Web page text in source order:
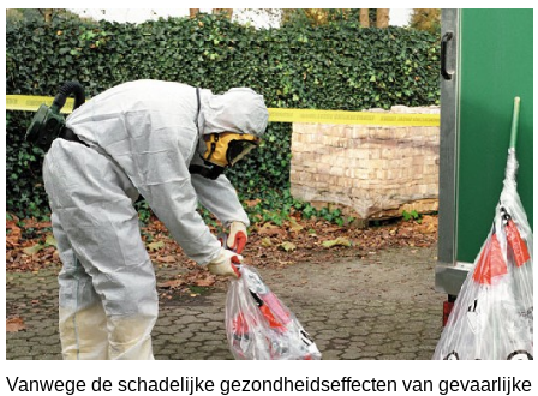
Vanwege de schadelijke gezondheidseffecten van gevaarlijke